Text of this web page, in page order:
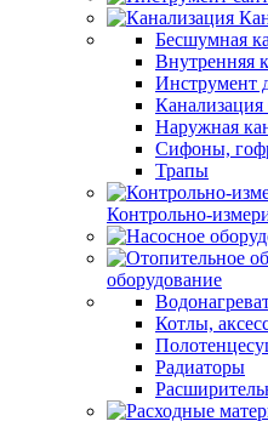
Бесшумная
Внутренняя
Инструмент
Наружная
Сифоны,
Трапы
Контрольно-
оборудование
Котлы,
Радиаторы